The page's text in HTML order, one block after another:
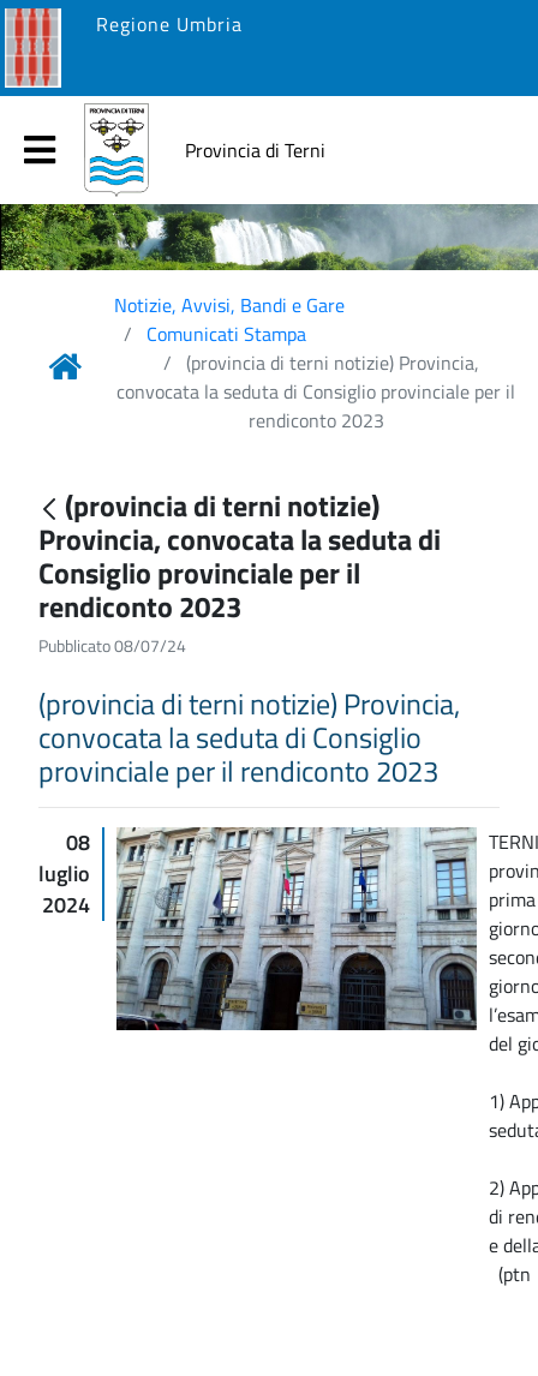
Regione Umbria
Provincia di Terni
Notizie, Avvisi, Bandi e Gare
Comunicati Stampa
(provincia di terni notizie) Provincia,
convocata la seduta di Consiglio provinciale per il
rendiconto 2023
(provincia di terni notizie)
Provincia, convocata la seduta di
Consiglio provinciale per il
rendiconto 2023
Pubblicato 08/07/24
(provincia di terni notizie) Provincia,
convocata la seduta di Consiglio
provinciale per il rendiconto 2023
08
luglio
2024
del
1)
2)
di
e